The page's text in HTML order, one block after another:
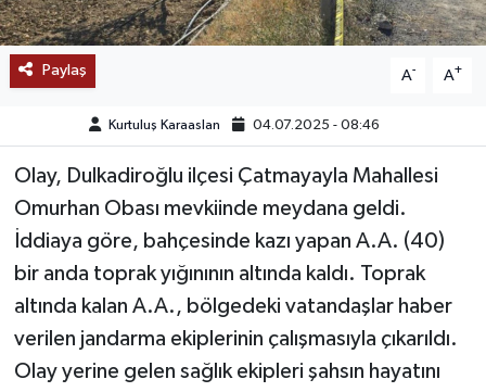
Paylaş A- A+
Kurtuluş Karaaslan 04.07.2025 - 08:46
Olay, Dulkadiroğlu ilçesi Çatmayayla Mahallesi
Omurhan Obası mevkiinde meydana geldi.
İddiaya göre, bahçesinde kazı yapan A.A. (40)
bir anda toprak yığınının altında kaldı. Toprak
altında kalan A.A., bölgedeki vatandaşlar haber
verilen jandarma ekiplerinin çalışmasıyla çıkarıldı.
Olay yerine gelen sağlık ekipleri şahsın hayatını
KEŞFET
POPÜLER
DÜNYA
TREND
MEDYA
OTOMOTİV
TEKNOLOJİ